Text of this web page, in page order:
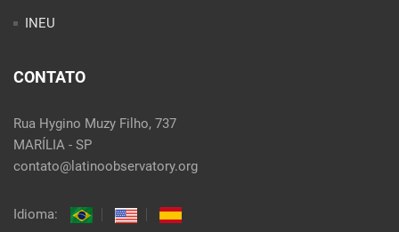
INEU
CONTATO
Rua Hygino Muzy Filho, 737
MARÍLIA - SP
contato@latinoobservatory.org
Idioma: